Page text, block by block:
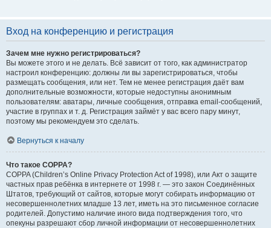
Вход на конференцию и регистрация
Зачем мне нужно регистрироваться?
Вы можете этого и не делать. Всё зависит от того, как администратор
настроил конференцию: должны ли вы зарегистрироваться, чтобы
размещать сообщения, или нет. Тем не менее регистрация даёт вам
дополнительные возможности, которые недоступны анонимным
пользователям: аватары, личные сообщения, отправка email-сообщений,
участие в группах и т. д. Регистрация займёт у вас всего пару минут,
поэтому мы рекомендуем это сделать.
Вернуться к началу
Что такое COPPA?
COPPA (Children’s Online Privacy Protection Act of 1998), или Акт о защите
частных прав ребёнка в интернете от 1998 г. — это закон Соединённых
Штатов, требующий от сайтов, которые могут собирать информацию от
несовершеннолетних младше 13 лет, иметь на это письменное согласие
родителей. Допустимо наличие иного вида подтверждения того, что
опекуны разрешают сбор личной информации от несовершеннолетних